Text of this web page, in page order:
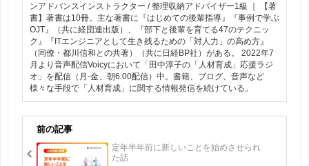
ンアドバンスインストラクター / 整理収納アドバイザー1級 ｜ 【著
書】著書は10冊。主な著書に『はじめての後輩指導』『事例で学ぶ
OJT』（共に経団連出版）、『部下と後輩を育てる47のテクニッ
ク』『ITエンジニアとして生き残るための「対人力」の高め方』
（同僚・都川信和との共著）（共に日経BP社）がある。 2022年7
月より音声配信Voicyにおいて「田中淳子の「人材育成」応援ラジ
オ」を配信（月-金、朝6:00配信）中。書籍、ブログ、音声など
様々な手段で「人材育成」に関する情報発信を続けている。
前の記事
定年半年前に新しいことを始めさせられ
た話